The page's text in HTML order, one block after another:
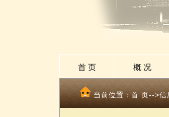
首 页 概 况
当前位置： 首 页-->信